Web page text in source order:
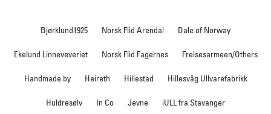
Bjørklund1925 Norsk Flid Arendal Dale of Norway
Ekelund Linneveveriet Norsk Flid Fagernes Frelsesarmeen/Others
Handmade by Heireth Hillestad Hillesvåg Ullvarefabrikk
Huldresølv In Co Jevne iULL fra Stavanger